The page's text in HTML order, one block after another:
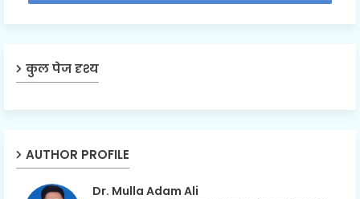
कुल पेज दृश्य
AUTHOR PROFILE
Dr. Mulla Adam Ali